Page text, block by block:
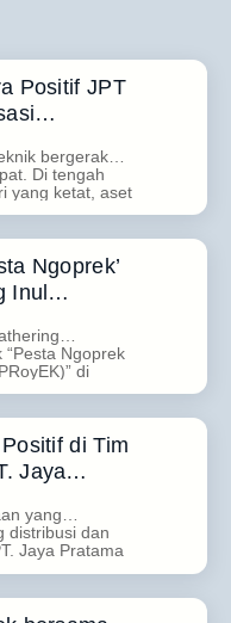
Positif JPT
Tim
bergerak
Di tengah
yang ketat, aset
Manusia
Menyadari
Jaya
agenda
19 Mei
di Depot
Ngoprek’
Inul
Ngoprek
di
teknis,
hingga hiburan
yang lebih
namanya,
inti dari
Pengunjung
produk, tetapi
di Tim
Jaya
yang
distribusi dan
Jaya Pratama
sistem dan